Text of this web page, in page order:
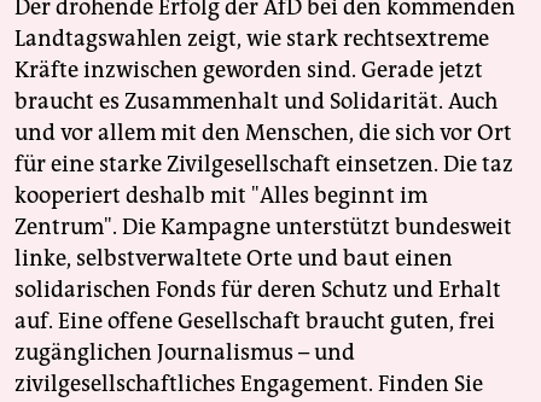
Der drohende Erfolg der AfD bei den kommenden
Landtagswahlen zeigt, wie stark rechtsextreme
Kräfte inzwischen geworden sind. Gerade jetzt
braucht es Zusammenhalt und Solidarität. Auch
und vor allem mit den Menschen, die sich vor Ort
für eine starke Zivilgesellschaft einsetzen. Die taz
kooperiert deshalb mit "Alles beginnt im
Zentrum". Die Kampagne unterstützt bundesweit
linke, selbstverwaltete Orte und baut einen
solidarischen Fonds für deren Schutz und Erhalt
auf. Eine offene Gesellschaft braucht guten, frei
zugänglichen Journalismus – und
zivilgesellschaftliches Engagement. Finden Sie